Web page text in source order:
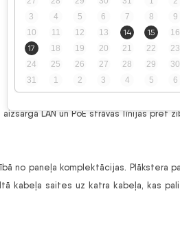
3
4 5 6 7 8
9
10
11 12 13 14 15
16
17
18 19 20 21 22
23
24
25 26 27 28 29
30
31
1 2 3 4 5 6
LAN un PoE strāvas līnijas pret
no paneļa komplektācijas. Plākstera
kabeļa saites uz katra kabeļa, kas